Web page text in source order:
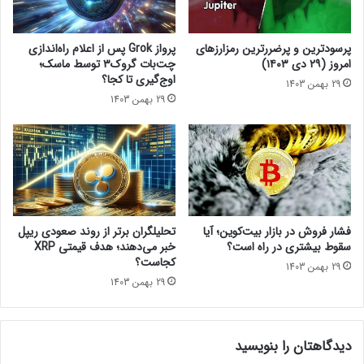
منبع
کریپتو پوتیتو
اشتراک‌گذاری
اخبار کوتاه
ک
ا
ز
ن
گ
ه
ت
ح
ل
ی
ل
گ
ر
م
و
!
ز
ز
ی
چ
م
ی‌
گ
ذ
ر
د
؟
!
پرسودترین و پرضررترین رمزارزهای
امروز (۲۹ دی ۱۴۰۳)
29 بهمن 1403
پرواز Grok پس از اعلام راه‌اندازی
چت‌بات گروک۳ توسط ماسک؛
اوج‌گیری تا کجا؟
29 بهمن 1403
فشار فروش در بازار بیت‌کوین؛ آیا
سقوط بیشتری در راه است؟
29 بهمن 1403
تحلیلگران برتر از روند صعودی ریپل
خبر می‌دهند؛ هدف قیمتی XRP
کجاست؟
29 بهمن 1403
دیدگاهتان را بنویسید